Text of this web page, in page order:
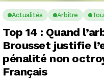
Actualités Arbitre
Top 14 : Quand
Brousset justifie
pénalité non
Français